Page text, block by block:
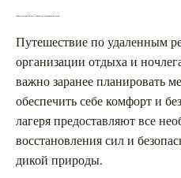
Горные лагеря и базы в Саянах: где остановиться в пути
Путешествие по удаленным
организации отдыха и
важно заранее планировать
обеспечить себе комфорт и
лагеря предоставляют все
восстановления сил и
дикой природы.